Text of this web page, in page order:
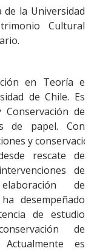
la Universidad
Cultural
en Teoría e
de Chile. Es
de
de papel. Con
y
rescate de
de
de
desempeñado
de estudio
de
es